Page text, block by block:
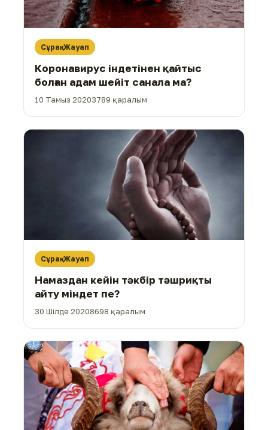
Сұрақ-Жауап
Коронавирус індетінен қайтыс
болған адам шейіт санала ма?
10 Тамыз 20203789 қаралым
Сұрақ-Жауап
Намаздан кейін тәкбір тәшриқты
айту міндет пе?
30 Шілде 20208698 қаралым